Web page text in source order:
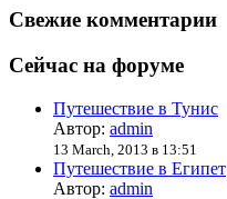
Свежие комментарии
Сейчас на форуме
Путешествие в Тунис
Автор: admin
13 March, 2013 в 13:51
Путешествие в Египет
Автор: admin